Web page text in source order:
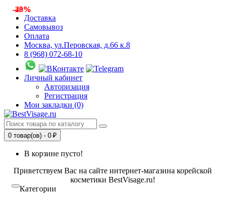
Доставка
Самовывоз
Оплата
Москва, ул.Перовская, д.66 к.8
8 (968) 072-68-10
Личный кабинет
Авторизация
Регистрация
Мои закладки (0)
0 товар(ов) - 0 ₽
В корзине пусто!
Приветствуем Вас на сайте интернет-магазина корейской
косметики BestVisage.ru!
Категории
-40%
-23%